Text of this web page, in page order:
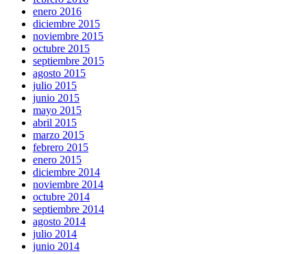
enero 2016
diciembre 2015
noviembre 2015
octubre 2015
septiembre 2015
agosto 2015
julio 2015
junio 2015
mayo 2015
abril 2015
marzo 2015
febrero 2015
enero 2015
diciembre 2014
noviembre 2014
octubre 2014
septiembre 2014
agosto 2014
julio 2014
junio 2014